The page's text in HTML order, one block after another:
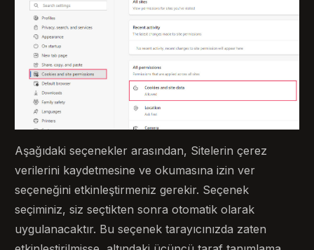
Aşağıdaki seçenekler arasından, Sitelerin çerez
verilerini kaydetmesine ve okumasına izin ver
seçeneğini etkinleştirmeniz gerekir. Seçenek
seçiminiz, siz seçtikten sonra otomatik olarak
uygulanacaktır. Bu seçenek tarayıcınızda zaten